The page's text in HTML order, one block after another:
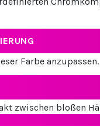
Farbe anzupassen.
zwischen bloßen